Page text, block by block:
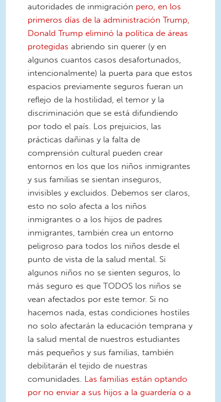
autoridades de inmigración pero, en los
primeros días de la administración Trump,
Donald Trump eliminó la política de áreas
protegidas abriendo sin querer (y en
algunos cuantos casos desafortunados,
intencionalmente) la puerta para que estos
espacios previamente seguros fueran un
reflejo de la hostilidad, el temor y la
discriminación que se está difundiendo
por todo el país. Los prejuicios, las
prácticas dañinas y la falta de
comprensión cultural pueden crear
entornos en los que los niños inmigrantes
y sus familias se sientan inseguros,
invisibles y excluidos. Debemos ser claros,
esto no solo afecta a los niños
inmigrantes o a los hijos de padres
inmigrantes, también crea un entorno
peligroso para todos los niños desde el
punto de vista de la salud mental. Si
algunos niños no se sienten seguros, lo
más seguro es que TODOS los niños se
vean afectados por este temor. Si no
hacemos nada, estas condiciones hostiles
no solo afectarán la educación temprana y
la salud mental de nuestros estudiantes
más pequeños y sus familias, también
debilitarán el tejido de nuestras
comunidades. Las familias están optando
por no enviar a sus hijos a la guardería o a